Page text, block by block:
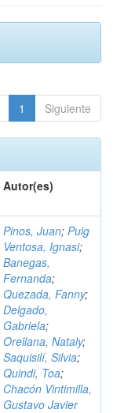
1 Siguiente
Autor(es)
Pinos, Juan; Puig
Ventosa, Ignasi;
Banegas,
Fernanda;
Quezada, Fanny;
Delgado,
Gabriela;
Orellana, Nataly;
Saquisilí, Silvia;
Quindi, Toa;
Chacón Vintimilla,
Gustavo Javier